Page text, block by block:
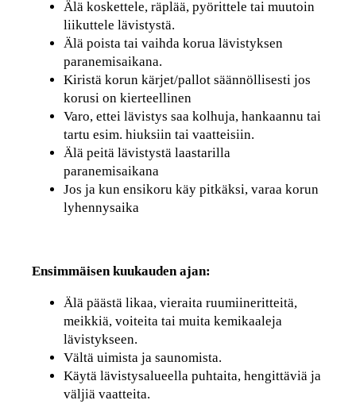
Älä koskettele, räplää, pyörittele tai muutoin
liikuttele lävistystä.
Älä poista tai vaihda korua lävistyksen
paranemisaikana.
Kiristä korun kärjet/pallot säännöllisesti jos
korusi on kierteellinen
Varo, ettei lävistys saa kolhuja, hankaannu tai
tartu esim. hiuksiin tai vaatteisiin.
Älä peitä lävistystä laastarilla
paranemisaikana
Jos ja kun ensikoru käy pitkäksi, varaa korun
lyhennysaika
Ensimmäisen kuukauden ajan:
Älä päästä likaa, vieraita ruumiineritteitä,
meikkiä, voiteita tai muita kemikaaleja
lävistykseen.
Vältä uimista ja saunomista.
Käytä lävistysalueella puhtaita, hengittäviä ja
väljiä vaatteita.